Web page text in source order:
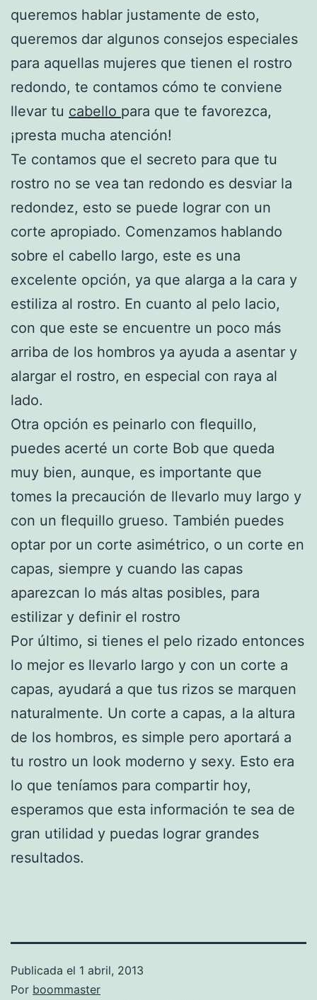
queremos hablar justamente de esto,
queremos dar algunos consejos especiales
para aquellas mujeres que tienen el rostro
redondo, te contamos cómo te conviene
llevar tu cabello para que te favorezca,
¡presta mucha atención!
Te contamos que el secreto para que tu
rostro no se vea tan redondo es desviar la
redondez, esto se puede lograr con un
corte apropiado. Comenzamos hablando
sobre el cabello largo, este es una
excelente opción, ya que alarga a la cara y
estiliza al rostro. En cuanto al pelo lacio,
con que este se encuentre un poco más
arriba de los hombros ya ayuda a asentar y
alargar el rostro, en especial con raya al
lado.
Otra opción es peinarlo con flequillo,
puedes acerté un corte Bob que queda
muy bien, aunque, es importante que
tomes la precaución de llevarlo muy largo y
con un flequillo grueso. También puedes
optar por un corte asimétrico, o un corte en
capas, siempre y cuando las capas
aparezcan lo más altas posibles, para
estilizar y definir el rostro
Por último, si tienes el pelo rizado entonces
lo mejor es llevarlo largo y con un corte a
capas, ayudará a que tus rizos se marquen
naturalmente. Un corte a capas, a la altura
de los hombros, es simple pero aportará a
tu rostro un look moderno y sexy. Esto era
lo que teníamos para compartir hoy,
esperamos que esta información te sea de
gran utilidad y puedas lograr grandes
resultados.
Publicada el 1 abril, 2013
Por boommaster